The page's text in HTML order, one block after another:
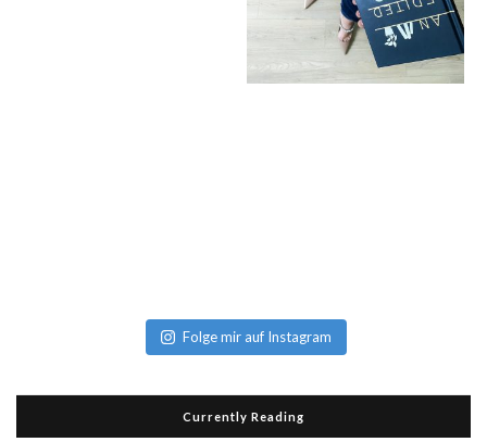
Folge mir auf Instagram
Currently Reading